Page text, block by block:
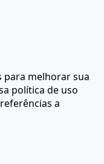
para melhorar sua
política de uso
a